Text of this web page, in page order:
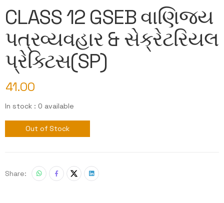
CLASS 12 GSEB વાણિજ્ય
પત્રવ્યવહાર & સેક્રેટરિયલ
પ્રેક્ટિસ(SP)
41.00
In stock : 0 available
Out of Stock
Share: